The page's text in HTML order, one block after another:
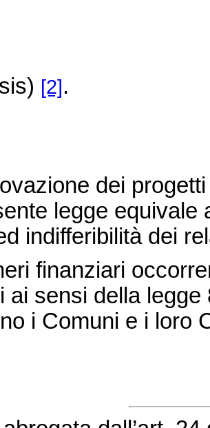
[2].
dei progetti
legge equivale
indifferibilità dei
finanziari
ai sensi della
i Comuni e i loro